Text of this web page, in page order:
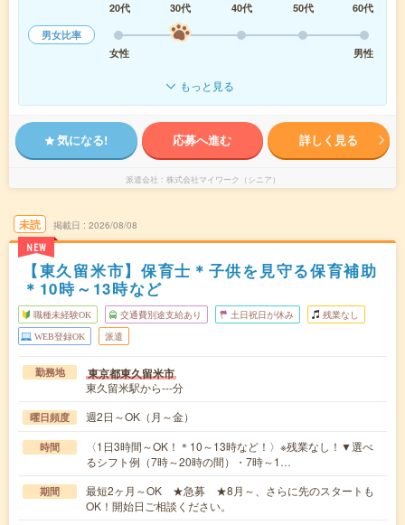
20代
30代 40代 50代
60代
男女比率
女性
男性
もっと見る
気になる! 応募へ進む 詳しく見る
派遣会社 株式会社マイワーク（シニア）
未読
NEW
掲載日 2026/08/08
【東久留米市】保育士＊子供を見守る保育補助
＊10時～13時など
職種未経験OK 交通費別途支給あり 土日祝日が休み 残業なし
WEB登録OK 派遣
勤務地 東京都東久留米市
東久留米駅から---分
曜日頻度 週2日～OK（月～金）
時間
〈1日3時間～OK！＊10～13時など！〉※残業なし！▼選べ
るシフト例（7時～20時の間）・7時～1…
期間
最短2ヶ月～OK ★急募 ★8月～、さらに先のスタートも
OK！開始日ご相談ください。